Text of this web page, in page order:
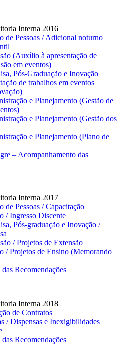
Interna 2016
de Pessoas / Adicional noturno
(Auxílio à apresentação de
em eventos)
Pós-Graduação e Inovação
de trabalhos em eventos
e Planejamento (Gestão de
e Planejamento (Gestão dos
e Planejamento (Plano de
– Acompanhamento das
Interna 2017
de Pessoas / Capacitação
/ Ingresso Discente
Pós-graduação e Inovação /
/ Projetos de Extensão
/ Projetos de Ensino (Memorando
Recomendações
Interna 2018
de Contratos
/ Dispensas e Inexigibilidades
Recomendações